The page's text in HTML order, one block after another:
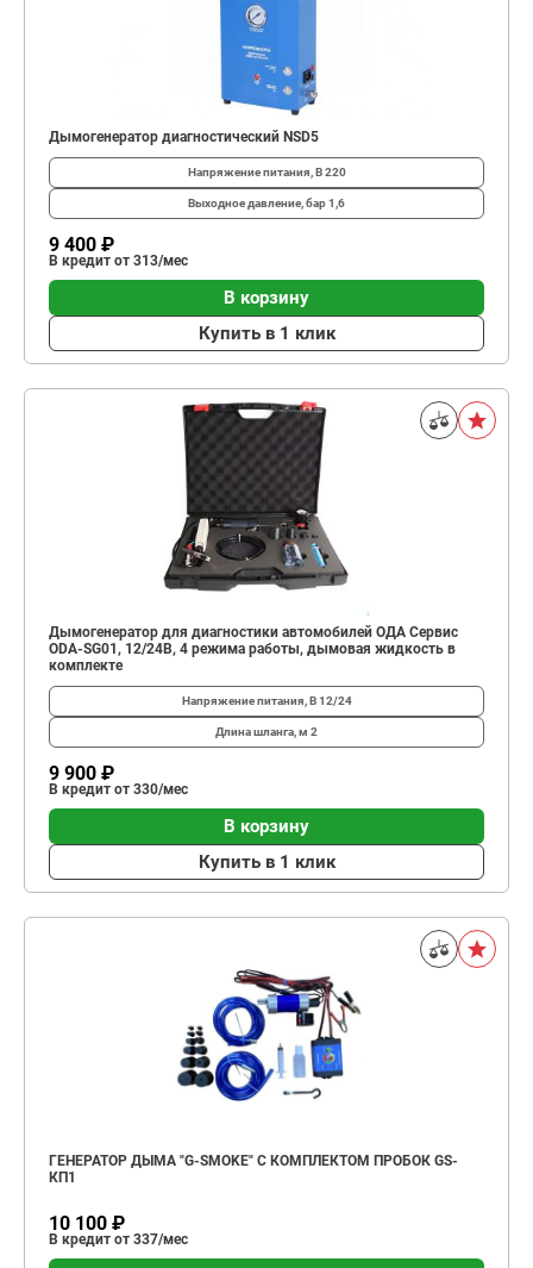
Дымогенератор диагностический NSD5
Напряжение питания, В220
Выходное давление, бар1,6
9 400 ₽
В кредит от 313/мес
В корзину
Купить в 1 клик
Дымогенератор для диагностики автомобилей ОДА Сервис
ODA-SG01, 12/24В, 4 режима работы, дымовая жидкость в
комплекте
Напряжение питания, В12/24
Длина шланга, м 2
9 900 ₽
В кредит от 330/мес
В корзину
Купить в 1 клик
ГЕНЕРАТОР ДЫМА "G-SMOKE" С КОМПЛЕКТОМ ПРОБОК GS-
КП1
10 100 ₽
В кредит от 337/мес